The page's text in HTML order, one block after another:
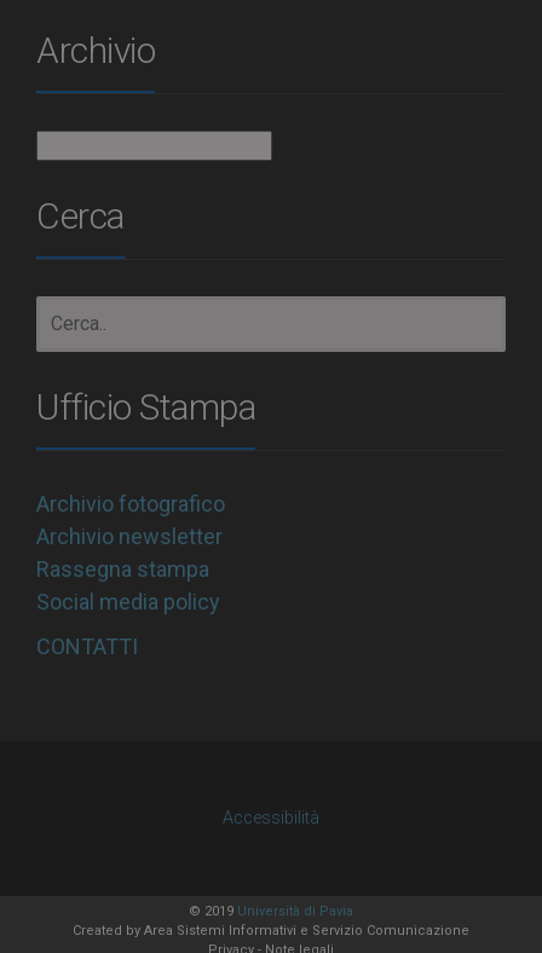
Archivio
Cerca
Ufficio Stampa
Archivio fotografico
Archivio newsletter
Rassegna stampa
Social media policy
CONTATTI
Accessibilità
© 2019 Università di Pavia
Created by Area Sistemi Informativi e Servizio Comunicazione
Privacy - Note legali